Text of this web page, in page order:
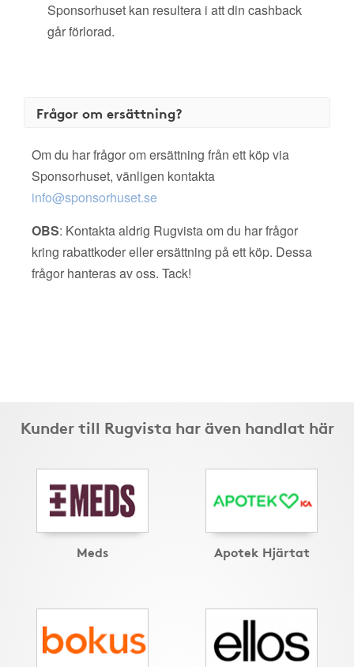
Sponsorhuset kan resultera i att din cashback
går förlorad.
Frågor om ersättning?
Om du har frågor om ersättning från ett köp via
Sponsorhuset, vänligen kontakta
info@sponsorhuset.se
OBS: Kontakta aldrig Rugvista om du har frågor
kring rabattkoder eller ersättning på ett köp. Dessa
frågor hanteras av oss. Tack!
Kunder till Rugvista har även handlat här
Meds Apotek Hjärtat